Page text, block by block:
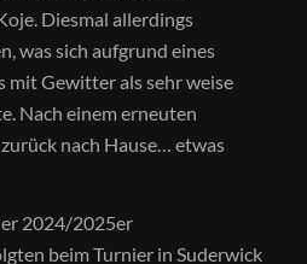
Diesmal allerdings
was sich aufgrund eines
mit Gewitter als sehr weise
Nach einem erneuten
nach Hause… etwas
2024/2025er
beim Turnier in Suderwick